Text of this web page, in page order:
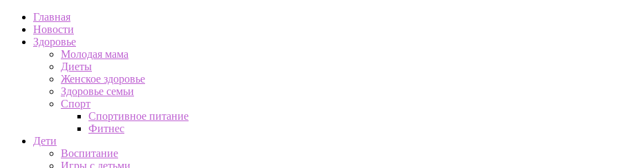
Главная
Новости
Здоровье
Молодая мама
Диеты
Женское здоровье
Здоровье семьи
Спорт
Спортивное питание
Фитнес
Дети
Воспитание
Игры с детьми